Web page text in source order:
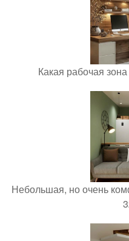
Какая рабочая
Небольшая, но очень